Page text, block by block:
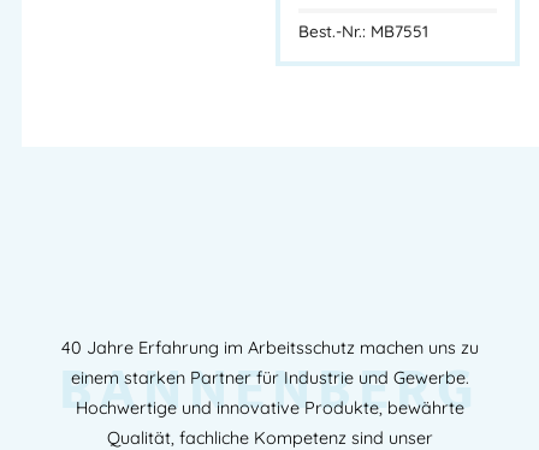
Best.-Nr.: MB7551
40 Jahre Erfahrung im Arbeitsschutz machen uns zu
einem starken Partner für Industrie und Gewerbe.
Hochwertige und innovative Produkte, bewährte
Qualität, fachliche Kompetenz sind unser
BANNENBERG